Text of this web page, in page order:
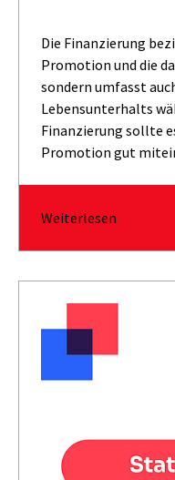
Die Finanzierung
Promotion und die
sondern umfasst
Lebensunterhalts
Finanzierung sollte
Promotion gut
Weiterlesen